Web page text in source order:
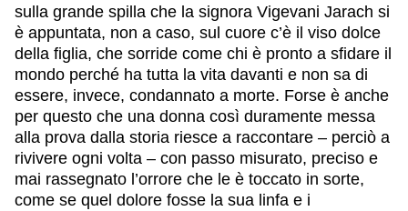
sulla grande spilla che la signora Vigevani Jarach si
è appuntata, non a caso, sul cuore c’è il viso dolce
della figlia, che sorride come chi è pronto a sfidare il
mondo perché ha tutta la vita davanti e non sa di
essere, invece, condannato a morte. Forse è anche
per questo che una donna così duramente messa
alla prova dalla storia riesce a raccontare – perciò a
rivivere ogni volta – con passo misurato, preciso e
mai rassegnato l’orrore che le è toccato in sorte,
come se quel dolore fosse la sua linfa e i